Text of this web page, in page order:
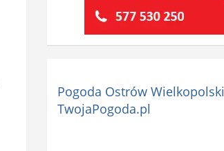
Pogoda Ostrów Wielkopolski
TwojaPogoda.pl